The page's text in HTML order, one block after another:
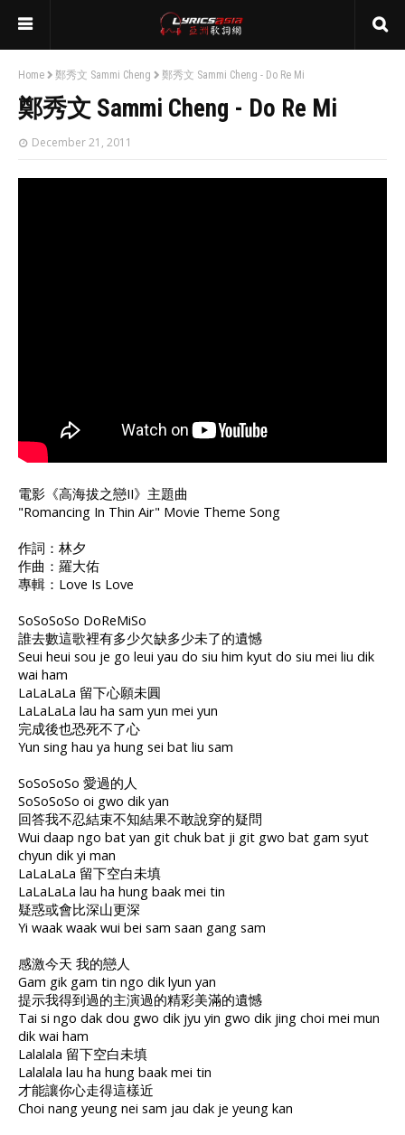
Home 鄭秀文 Sammi Cheng 鄭秀文 Sammi Cheng - Do Re Mi
鄭秀文 Sammi Cheng - Do Re Mi
December 21, 2011
電影《高海拔之戀II》主題曲
"Romancing In Thin Air" Movie Theme Song
作詞：林夕
作曲：羅大佑
專輯：Love Is Love
SoSoSoSo DoReMiSo
誰去數這歌裡有多少欠缺多少未了的遺憾
Seui heui sou je go leui yau do siu him kyut do siu mei liu dik
wai ham
LaLaLaLa 留下心願未圓
LaLaLaLa lau ha sam yun mei yun
完成後也恐死不了心
Yun sing hau ya hung sei bat liu sam
SoSoSoSo 愛過的人
SoSoSoSo oi gwo dik yan
回答我不忍結束不知結果不敢說穿的疑問
Wui daap ngo bat yan git chuk bat ji git gwo bat gam syut
chyun dik yi man
LaLaLaLa 留下空白未填
LaLaLaLa lau ha hung baak mei tin
疑惑或會比深山更深
Yi waak waak wui bei sam saan gang sam
感激今天 我的戀人
Gam gik gam tin ngo dik lyun yan
提示我得到過的主演過的精彩美滿的遺憾
Tai si ngo dak dou gwo dik jyu yin gwo dik jing choi mei mun
dik wai ham
Lalalala 留下空白未填
Lalalala lau ha hung baak mei tin
才能讓你心走得這樣近
Choi nang yeung nei sam jau dak je yeung kan